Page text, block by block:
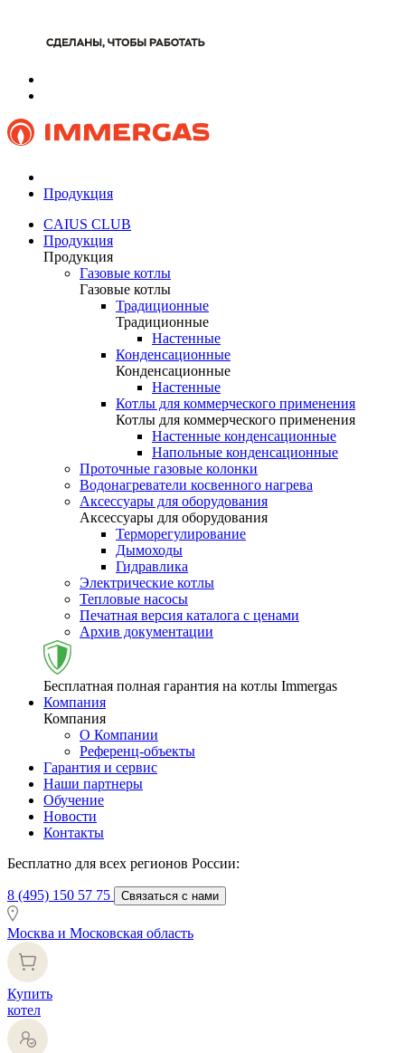
Продукция
CAIUS CLUB
Продукция
Продукция
Газовые котлы
Газовые котлы
Традиционные
Традиционные
Настенные
Конденсационные
Конденсационные
Настенные
Котлы для коммерческого применения
Котлы для коммерческого применения
Настенные конденсационные
Напольные конденсационные
Проточные газовые колонки
Водонагреватели косвенного нагрева
Аксессуары для оборудования
Аксессуары для оборудования
Терморегулирование
Дымоходы
Гидравлика
Электрические котлы
Тепловые насосы
Печатная версия каталога с ценами
Архив документации
Бесплатная полная гарантия на котлы Immergas
Компания
Компания
О Компании
Референц-объекты
Гарантия и сервис
Наши партнеры
Обучение
Новости
Контакты
Бесплатно для всех регионов России:
8 (495) 150 57 75 Связаться с нами
Москва и Московская область
Купить
котел